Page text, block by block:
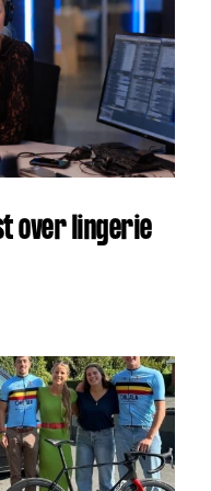
over lingerie